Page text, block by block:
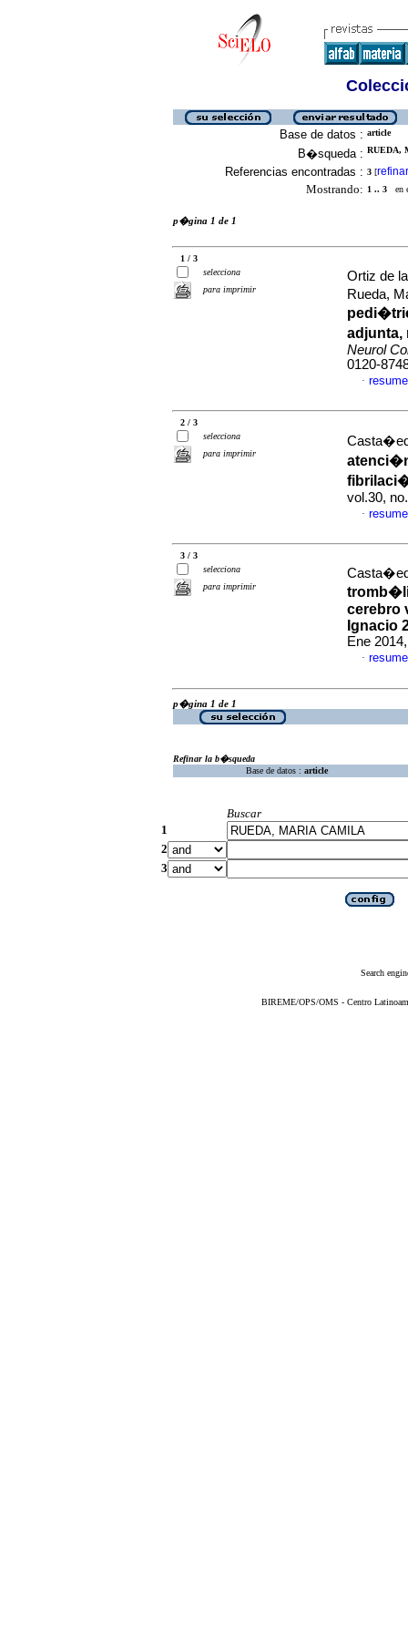
Base de datos : article
B�squeda : RUEDA,
Referencias encontradas : 3 [refinar
Mostrando: 1 .. 3 en
p�gina 1 de 1
1 / 3
selecciona
para imprimir
Ortiz de
Rueda,
Neurol
0120-
·
2 / 3
selecciona
para imprimir
vol.30,
·
3 / 3
selecciona
para imprimir
cerebro
Ignacio
Ene
·
p�gina 1 de 1
Refinar la b�squeda
Base de datos : article
Buscar
1
2
3
Search
BIREME/OPS/OMS - Centro